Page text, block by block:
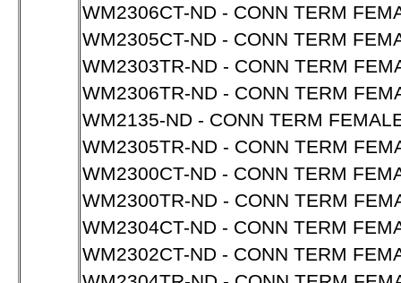
WM2306CT-ND - CONN TERM
WM2305CT-ND - CONN TERM
WM2303TR-ND - CONN TERM
WM2306TR-ND - CONN TERM
WM2135-ND - CONN TERM
WM2305TR-ND - CONN TERM
WM2300CT-ND - CONN TERM
WM2300TR-ND - CONN TERM
WM2304CT-ND - CONN TERM
WM2302CT-ND - CONN TERM